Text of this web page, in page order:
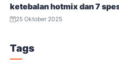
ketebalan hotmix dan 7
terbukti
25 Oktober 2025
Tags